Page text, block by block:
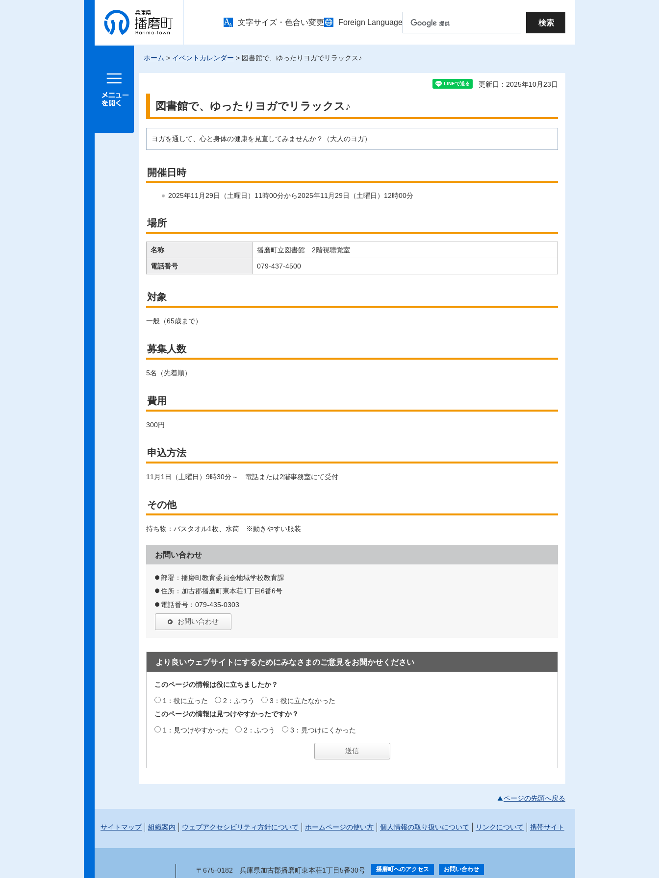
兵庫県 播
磨町
文字サイズ・色合い変更 Foreign Language
メニュー
ホーム > イベントカレンダー > 図書館で、ゆったりヨガでリラックス♪
更新日：2025年10月23日
図書館で、ゆったりヨガでリラックス♪
ヨガを通して、心と身体の健康を見直してみませんか？（大人のヨガ）
開催日時
2025年11月29日（土曜日）11時00分から2025年11月29日（土曜日）12時00分
場所
名称 播磨町立図書館 2階視聴覚室
電話番号 079-437-4500
対象
一般（65歳まで）
募集人数
5名（先着順）
費用
300円
申込方法
11月1日（土曜日）9時30分～ 電話または2階事務室にて受付
その他
持ち物：バスタオル1枚、水筒 ※動きやすい服装
お問い合わせ
部署：播磨町教育委員会地域学校教育課
住所：加古郡播磨町東本荘1丁目6番6号
電話番号：079-435-0303
お問い合わせ
より良いウェブサイトにするためにみなさまのご意見をお聞かせください
このページの情報は役に立ちましたか？
1：役に立った 2：ふつう
3：役に立たなかった
このページの情報は見つけやすかったですか？
1：見つけやすかった 2：ふつう 3：見つけにくかった
ページの先頭へ戻る
サイトマップ 組織案内 ウェブアクセシビリティ方針について ホームページの使い方 個人情報の取り扱いについて リンクについて 携帯サイト
〒675-0182 兵庫県加古郡播磨町東本荘1丁目5番30号 播磨町へのアクセス お問い合わせ